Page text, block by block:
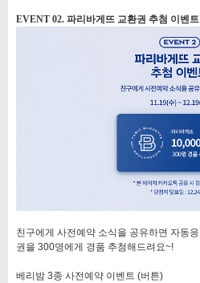
EVENT 02. 파리바게뜨 교환권 추첨 이벤트
친구에게 사전예약 소식을 공유하면 자동
권을 300명에게 경품 추첨해드려요~!
베리밤 3종 사전예약 이벤트 (버튼)